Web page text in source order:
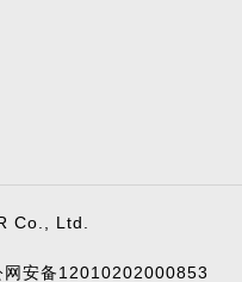
Co., Ltd.
网安备12010202000853